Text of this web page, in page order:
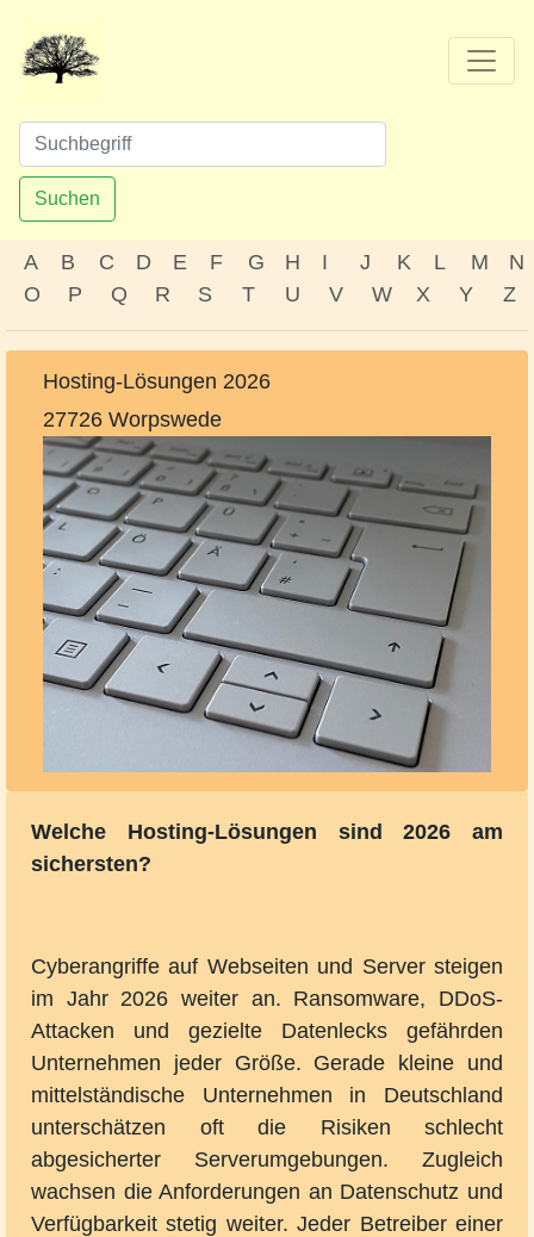
Suchen
A B C D E F G H I J K L M
N
O
P Q R S T U V W X Y Z
Hosting-Lösungen 2026
27726 Worpswede
Welche Hosting-Lösungen sind 2026 am
sichersten?
Cyberangriffe auf Webseiten und Server steigen
im Jahr 2026 weiter an. Ransomware, DDoS-
Attacken und gezielte Datenlecks gefährden
Unternehmen jeder Größe. Gerade kleine und
mittelständische Unternehmen in Deutschland
unterschätzen oft die Risiken schlecht
abgesicherter Serverumgebungen. Zugleich
wachsen die Anforderungen an Datenschutz und
Verfügbarkeit stetig weiter. Jeder Betreiber einer